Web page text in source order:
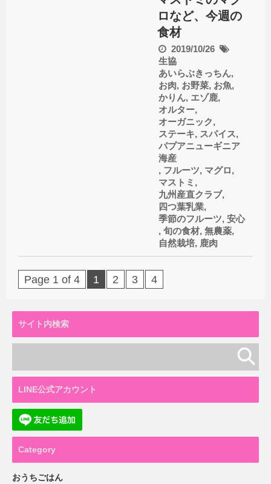
ロなど、今週の
食材
2019/10/26
生協
あいらぶきっちん,
お肉, お野菜, お魚,
かりん, エゾ鹿,
オルター,
オーガニック,
ステーキ, スパイス,
パプアニューギニア
海産
, フルーツ, マグロ,
マストミ ,
九州産直クラブ,
四つ葉乳業,
季節のフルーツ, 安心
, 旬の食材, 無農薬,
自然栽培, 鹿肉
Page 1 of 4 1 2 3 4
サイト内検索
LINE公式アカウント
Category
おうちごはん